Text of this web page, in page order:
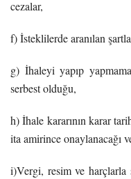
cezalar,
f) İsteklilerde aranılan
g) İhaleyi yapıp
serbest olduğu,
h) İhale kararının karar
ita amirince onaylanacağı
i)Vergi, resim ve harçlarla